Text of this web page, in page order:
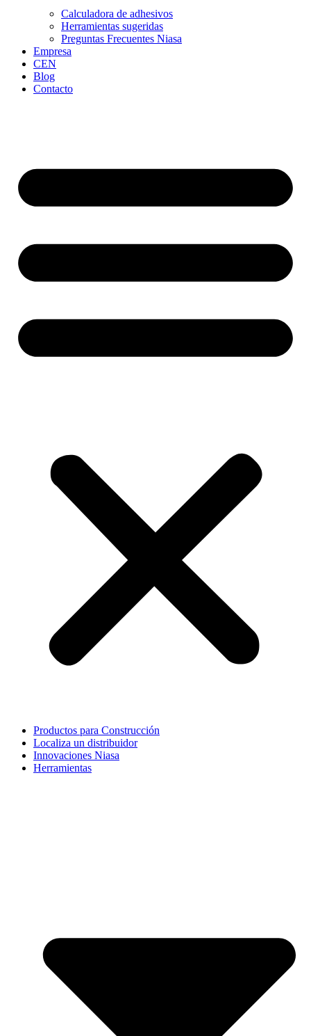
Calculadora de adhesivos
Herramientas sugeridas
Preguntas Frecuentes Niasa
Empresa
CEN
Blog
Contacto
Productos para Construcción
Localiza un distribuidor
Innovaciones Niasa
Herramientas